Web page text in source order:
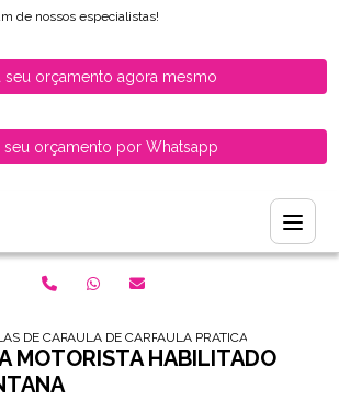
de nossos especialistas!
seu orçamento agora mesmo
seu orçamento por Whatsapp
DE CARRO PARA HABILITADOS
AULA DE CARRO PARA MULHERES RECEM
AULA PRATICA MOTORISTA
MOTORISTA HABILITADO